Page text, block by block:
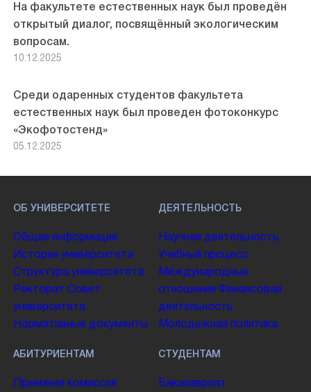
На факультете естественных наук был проведён
открытый диалог, посвящённый экологическим
вопросам.
10.12.2025
Среди одаренных студентов факультета
естественных наук был проведен фотоконкурс
«Экофотостенд»
05.12.2025
ОБ УНИВЕРСИТЕТЕ
Общая информация
История университета
Структура университета
Ректорат Совет
университета
Нормативные документы
ДЕЯТЕЛЬНОСТЬ
Научная деятельность
Учебный процесс
Международные
отношения Финансовая
деятельность
Молодежная политика
АБИТУРИЕНТАМ
Приемная комиссия
СТУДЕНТАМ
Бакалавриат